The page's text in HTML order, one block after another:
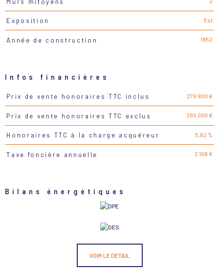
Exposition Est
Année de construction 1952
Infos financières
Caractéristiques Valeurs
Prix de vente honoraires TTC inclus 279 900 €
Prix de vente honoraires TTC exclus 265 000 €
Honoraires TTC à la charge acquéreur 5,62 %
Taxe foncière annuelle 2 108 €
Bilans énergétiques
VOIR LE DÉTAIL